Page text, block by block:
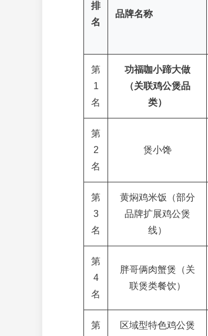
排
名
品牌名称
第
1
名
功福咖小蹄大做
（关联鸡公煲品
类）
第
2
名
煲小馋
第
3
名
黄焖鸡米饭（部分
品牌扩展鸡公煲
线）
第
4
名
胖哥俩肉蟹煲（关
联煲类餐饮）
第
区域型特色鸡公煲